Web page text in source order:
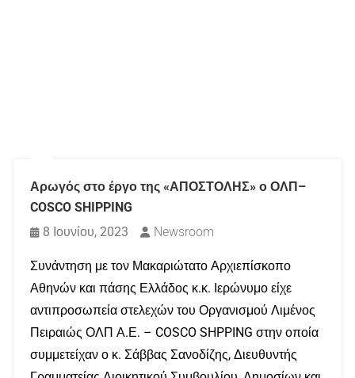
Αρωγός στο έργο της «ΑΠΟΣΤΟΛΗΣ» ο ΟΛΠ–
COSCO SHIPPING
8 Ιουνίου, 2023
Newsroom
Συνάντηση με τον Μακαριώτατο Αρχιεπίσκοπο
Αθηνών και πάσης Ελλάδος κ.κ. Ιερώνυμο είχε
αντιπροσωπεία στελεχών του Οργανισμού Λιμένος
Πειραιώς ΟΛΠ Α.Ε. – COSCO SHPPING στην οποία
συμμετείχαν ο κ. Σάββας Σανοδίζης, Διευθυντής